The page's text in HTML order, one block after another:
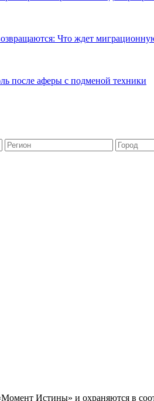
Истины» и охраняются в